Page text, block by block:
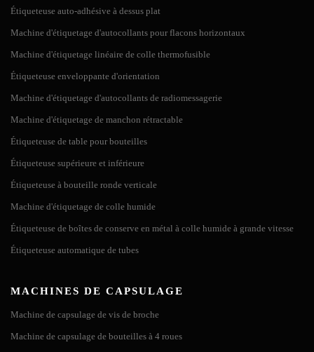
1
Capteur d'étiquette détecter l'étiquette
Commutateur
automatique / capteur
de produit
détecter le produit
3 Arrêt d'urgence arrêter la machine si elle tourne mal
4 Rainure réglable
5 rainures réglables pour s'adapter à
5 Electric Box
6
Roller
7
plateau d'étiquettes placer le rouleau d'étiquettes
8
Dispositif de fixation
fixer la bouteille par le haut
9
d'air
pour dessiner l'étiquette
11
Filtre du circuit d'air filtrer l'eau et les impuretés
12
Réservé à l'imprimante
de code
* Content
différentes formes et tailles qui stocke et transporte des liquides. Son
embouchure, au niveau de la ligne d'embouteillage, peut être obturée
par un bouchon interne, une capsule externe, une fermeture, ou une
Machine d'étiquetage de bouteilles rondes verticales
Introduction L'étiqueteuse verticale d'autocollants pour bouteilles
Le processus d'étiquetage est automatisé, l'opération est simple, la
belle et bien rangée. il convient à l'étiquetage des récipients ronds
dans les secteurs pharmaceutique, ...
Étiqueteuse auto-adhésive à dessus plat
Machine d'étiquetage d'autocollants pour flacons horizontaux
Machine d'étiquetage linéaire de colle thermofusible
Étiqueteuse enveloppante d'orientation
Machine d'étiquetage d'autocollants de radiomessagerie
Machine d'étiquetage de manchon rétractable
Étiqueteuse de table pour bouteilles
Étiqueteuse supérieure et inférieure
Étiqueteuse à bouteille ronde verticale
Machine d'étiquetage de colle humide
Étiqueteuse de boîtes de conserve en métal à colle humide à grande vitesse
Étiqueteuse automatique de tubes
MACHINES DE CAPSULAGE
Machine de capsulage de vis de broche
Machine de capsulage de bouteilles à 4 roues